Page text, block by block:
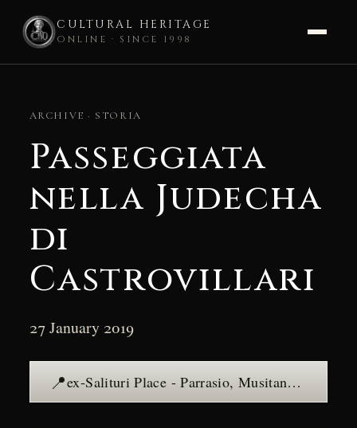
CULTURAL HERITAGE
ONLINE · SINCE 1998
contentARCHIVE · STORIA
Passeggiata
nella Judecha
di
Castrovillari
27 January 2019
📍 ex-Salituri Place - Parrasio, Musitano and the Giudeca of Castrovillari — see the place →